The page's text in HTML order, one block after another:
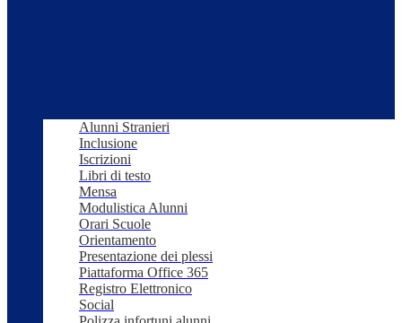
Alunni Stranieri
Inclusione
Iscrizioni
Libri di testo
Mensa
Modulistica Alunni
Orari Scuole
Orientamento
Presentazione dei plessi
Piattaforma Office 365
Registro Elettronico
Social